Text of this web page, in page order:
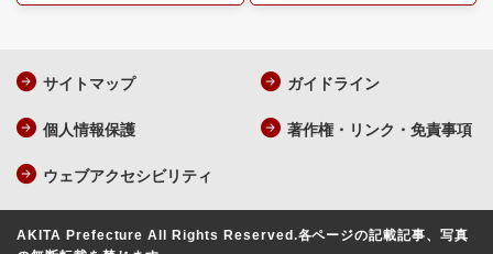
サイトマップ ガイドライン
個人情報保護 著作権・リンク・免責事項
ウェブアクセシビリティ
AKITA Prefecture All Rights Reserved.各ページの記載記事、写真